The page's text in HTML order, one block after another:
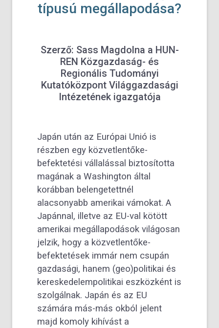
típusú megállapodása?
Szerző: Sass Magdolna a HUN-
REN Közgazdaság- és
Regionális Tudományi
Kutatóközpont Világgazdasági
Intézetének igazgatója
Japán után az Európai Unió is
részben egy közvetlentőke-
befektetési vállalással biztosította
magának a Washington által
korábban belengetettnél
alacsonyabb amerikai vámokat. A
Japánnal, illetve az EU-val kötött
amerikai megállapodások világosan
jelzik, hogy a közvetlentőke-
befektetések immár nem csupán
gazdasági, hanem (geo)politikai és
kereskedelempolitikai eszközként is
szolgálnak. Japán és az EU
számára más-más okból jelent
majd komoly kihívást a